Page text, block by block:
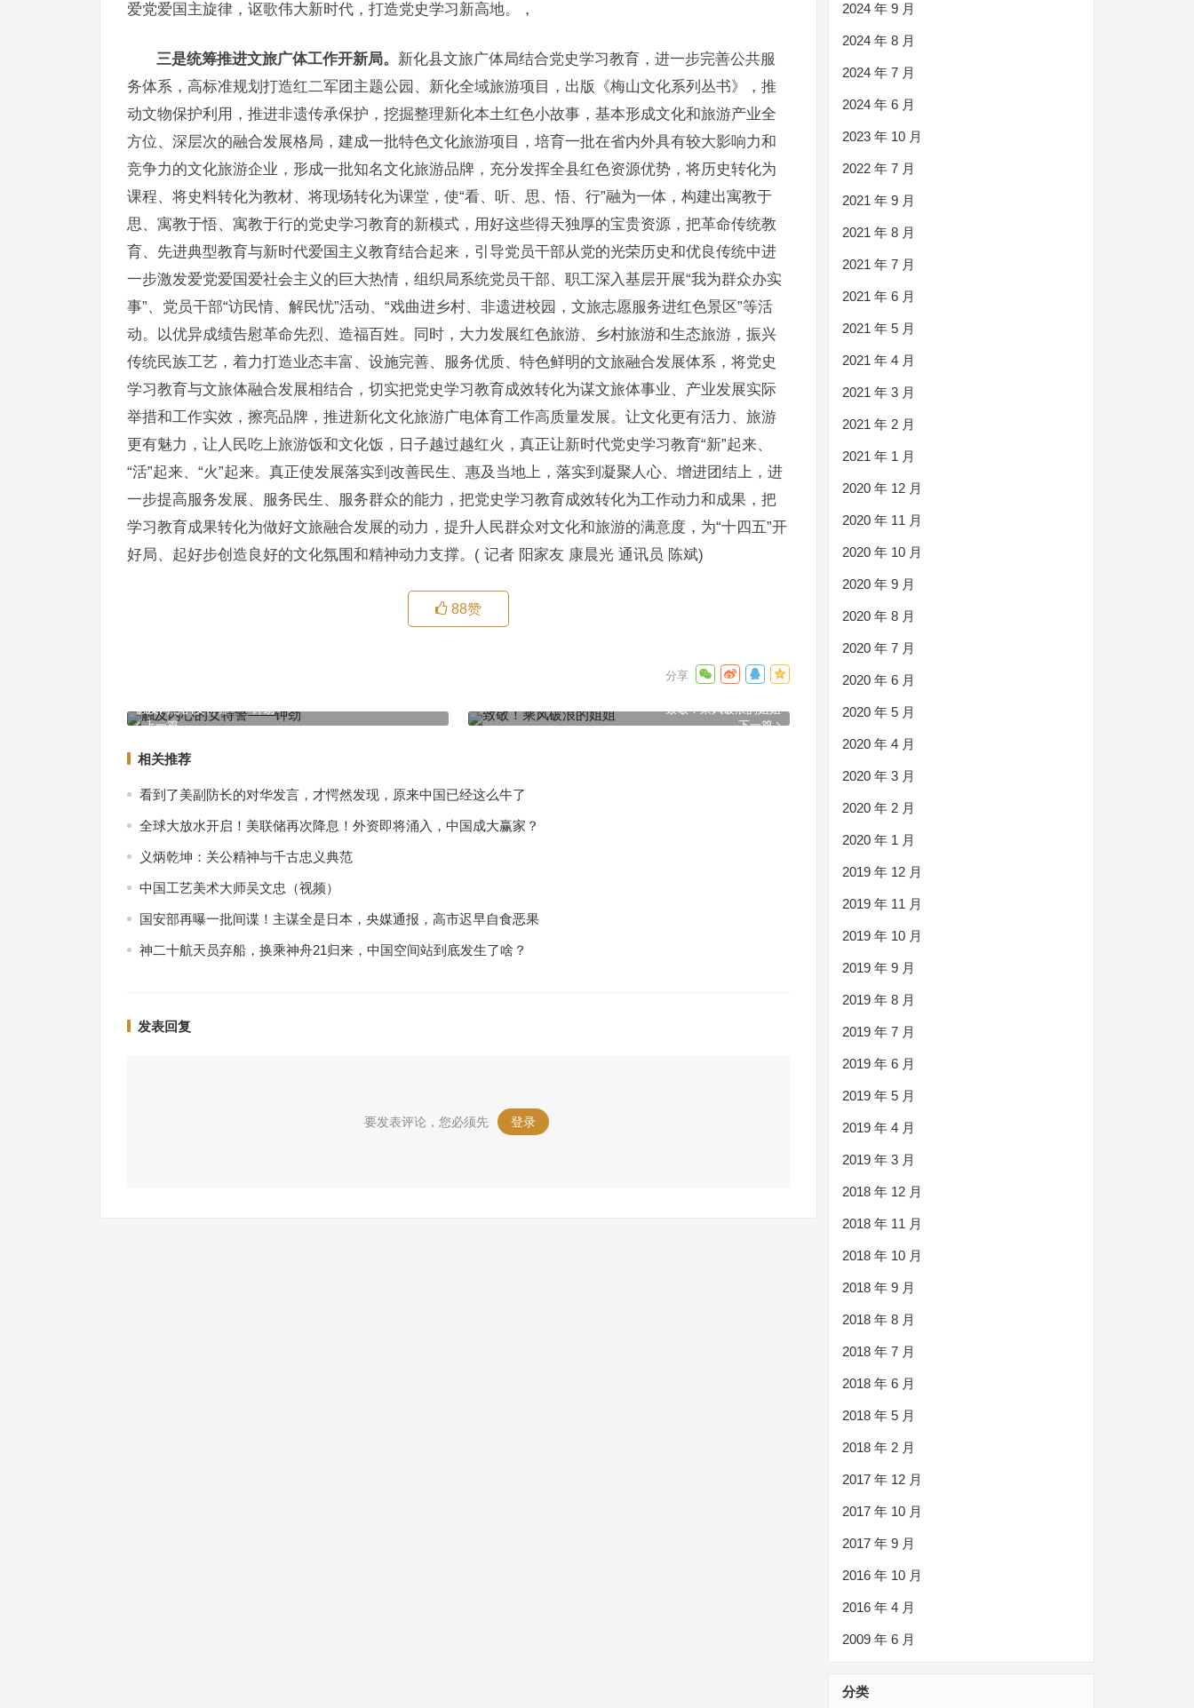
爱党爱国主旋律，讴歌伟大新时代，打造党史学习新高地。，
三是统筹推进文旅广体工作开新局。 新化县文旅广体局结合党史学习教育，进一步完善公共服
务体系，高标准规划打造红二军团主题公园、新化全域旅游项目，出版《梅山文化系列丛书》，推
动文物保护利用，推进非遗传承保护，挖掘整理新化本土红色小故事，基本形成文化和旅游产业全
方位、深层次的融合发展格局，建成一批特色文化旅游项目，培育一批在省内外具有较大影响力和
竞争力的文化旅游企业，形成一批知名文化旅游品牌，充分发挥全县红色资源优势，将历史转化为
课程、将史料转化为教材、将现场转化为课堂，使“看、听、思、悟、行”融为一体，构建出寓教于
思、寓教于悟、寓教于行的党史学习教育的新模式，用好这些得天独厚的宝贵资源，把革命传统教
育、先进典型教育与新时代爱国主义教育结合起来，引导党员干部从党的光荣历史和优良传统中进
一步激发爱党爱国爱社会主义的巨大热情，组织局系统党员干部、职工深入基层开展“我为群众办实
事”、党员干部“访民情、解民忧”活动、“戏曲进乡村、非遗进校园，文旅志愿服务进红色景区”等活
动。以优异成绩告慰革命先烈、造福百姓。同时，大力发展红色旅游、乡村旅游和生态旅游，振兴
传统民族工艺，着力打造业态丰富、设施完善、服务优质、特色鲜明的文旅融合发展体系，将党史
学习教育与文旅体融合发展相结合，切实把党史学习教育成效转化为谋文旅体事业、产业发展实际
举措和工作实效，擦亮品牌，推进新化文化旅游广电体育工作高质量发展。让文化更有活力、旅游
更有魅力，让人民吃上旅游饭和文化饭，日子越过越红火，真正让新时代党史学习教育“新”起来、
“活”起来、“火”起来。真正使发展落实到改善民生、惠及当地上，落实到凝聚人心、增进团结上，进
一步提高服务发展、服务民生、服务群众的能力，把党史学习教育成效转化为工作动力和成果，把
学习教育成果转化为做好文旅融合发展的动力，提升人民群众对文化和旅游的满意度，为“十四五”开
好局、起好步创造良好的文化氛围和精神动力支撑。( 记者 阳家友 康晨光 通讯员 陈斌)
88赞
上一篇
触及内心的女特警——钟劲
下一篇
致敬！乘风破浪的姐姐
相关推荐
看到了美副防长的对华发言，才愕然发现，原来中国已经这么牛了
全球大放水开启！美联储再次降息！外资即将涌入，中国成大赢家？
义炳乾坤：关公精神与千古忠义典范
中国工艺美术大师吴文忠（视频）
国安部再曝一批间谍！主谋全是日本，央媒通报，高市迟早自食恶果
神二十航天员弃船，换乘神舟21归来，中国空间站到底发生了啥？
发表回复
要发表评论，您必须先 登录 。
2024 年 9 月
2024 年 8 月
2024 年 7 月
2024 年 6 月
2023 年 10 月
2022 年 7 月
2021 年 9 月
2021 年 8 月
2021 年 7 月
2021 年 6 月
2021 年 5 月
2021 年 4 月
2021 年 3 月
2021 年 2 月
2021 年 1 月
2020 年 12 月
2020 年 11 月
2020 年 10 月
2020 年 9 月
2020 年 8 月
2020 年 7 月
2020 年 6 月
2020 年 5 月
2020 年 4 月
2020 年 3 月
2020 年 2 月
2020 年 1 月
2019 年 12 月
2019 年 11 月
2019 年 10 月
2019 年 9 月
2019 年 8 月
2019 年 7 月
2019 年 6 月
2019 年 5 月
2019 年 4 月
2019 年 3 月
2018 年 12 月
2018 年 11 月
2018 年 10 月
2018 年 9 月
2018 年 8 月
2018 年 7 月
2018 年 6 月
2018 年 5 月
2018 年 2 月
2017 年 12 月
2017 年 10 月
2017 年 9 月
2016 年 10 月
2016 年 4 月
2009 年 6 月
分类